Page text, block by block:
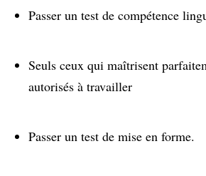
Passer un test de compétence
Seuls ceux qui maîtrisent
autorisés à travailler
Passer un test de mise en forme.